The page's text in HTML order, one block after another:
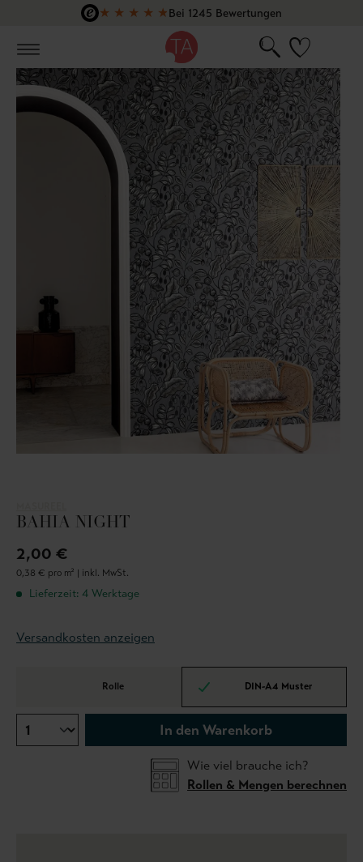
Zum Hauptinhalt springen
★ ★ ★ ★ ★Bei 1245 Bewertungen
BAHIA NIGHT
2,00 €
0,38 € pro m² | inkl. MwSt.
Lieferzeit: 4 Werktage
Versandkosten anzeigen
Rolle DIN-A4 Muster
In den Warenkorb
Wie viel brauche ich?
Rollen & Mengen berechnen